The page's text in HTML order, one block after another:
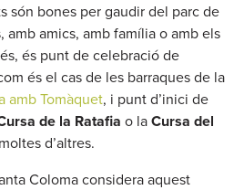
són bones per gaudir del parc de
amb amics, amb família o amb els
és punt de celebració de
és el cas de les barraques de la
amb Tomàquet, i punt d’inici de
de la Ratafia o la Cursa del
d’altres.
Coloma considera aquest